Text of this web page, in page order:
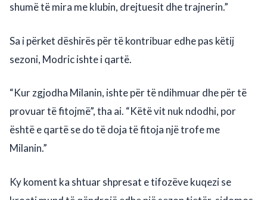
shumë të mira me klubin, drejtuesit dhe trajnerin.”
Sa i përket dëshirës për të kontribuar edhe pas këtij
sezoni, Modric ishte i qartë.
“Kur zgjodha Milanin, ishte për të ndihmuar dhe për të
provuar të fitojmë”, tha ai. “Këtë vit nuk ndodhi, por
është e qartë se do të doja të fitoja një trofe me
Milanin.”
Ky koment ka shtuar shpresat e tifozëve kuqezi se